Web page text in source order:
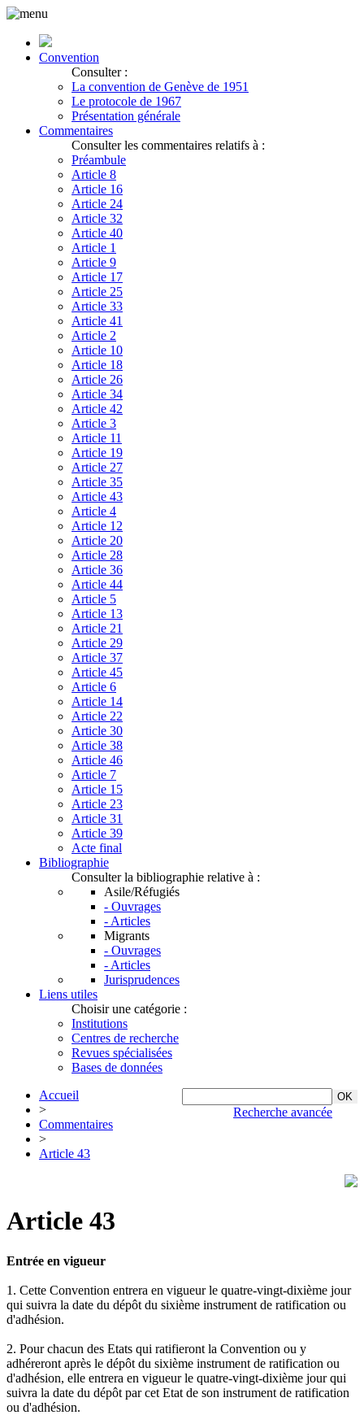
Convention
Consulter :
La convention de Genève de 1951
Le protocole de 1967
Présentation générale
Commentaires
Consulter les commentaires relatifs à :
Préambule
Article 8
Article 16
Article 24
Article 32
Article 40
Article 1
Article 9
Article 17
Article 25
Article 33
Article 41
Article 2
Article 10
Article 18
Article 26
Article 34
Article 42
Article 3
Article 11
Article 19
Article 27
Article 35
Article 43
Article 4
Article 12
Article 20
Article 28
Article 36
Article 44
Article 5
Article 13
Article 21
Article 29
Article 37
Article 45
Article 6
Article 14
Article 22
Article 30
Article 38
Article 46
Article 7
Article 15
Article 23
Article 31
Article 39
Acte final
Bibliographie
Consulter la bibliographie relative à :
Asile/Réfugiés
- Ouvrages
- Articles
Migrants
- Ouvrages
- Articles
Jurisprudences
Liens utiles
Choisir une catégorie :
Institutions
Centres de recherche
Revues spécialisées
Bases de données
Recherche avancée
Accueil
>
Commentaires
>
Article 43
Article 43
Entrée en vigueur
1. Cette Convention entrera en vigueur le quatre-vingt-dixième jour
qui suivra la date du dépôt du sixième instrument de ratification ou
d'adhésion.
2. Pour chacun des Etats qui ratifieront la Convention ou y
adhéreront après le dépôt du sixième instrument de ratification ou
d'adhésion, elle entrera en vigueur le quatre-vingt-dixième jour qui
suivra la date du dépôt par cet Etat de son instrument de ratification
ou d'adhésion.